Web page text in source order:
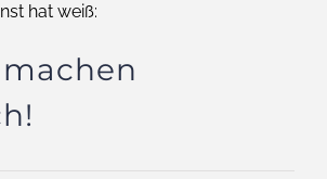
hat weiß: